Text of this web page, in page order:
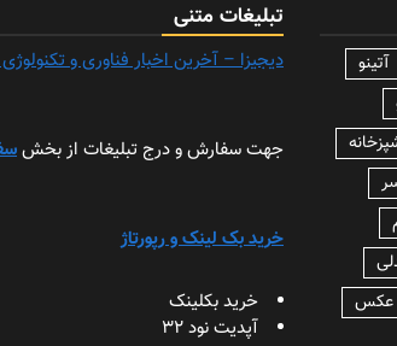
آتینو
عکس
تبلیغات متنی
دیجیزا – آخرین اخبار فناوری و
جهت سفارش و درج تبلیغات از بخش
خرید بک لینک و رپورتاژ
خرید بکلینک
آپدیت نود 32